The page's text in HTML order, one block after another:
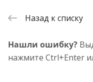
Назад к списку
Нашли ошибку?
нажмите Ctrl+Enter